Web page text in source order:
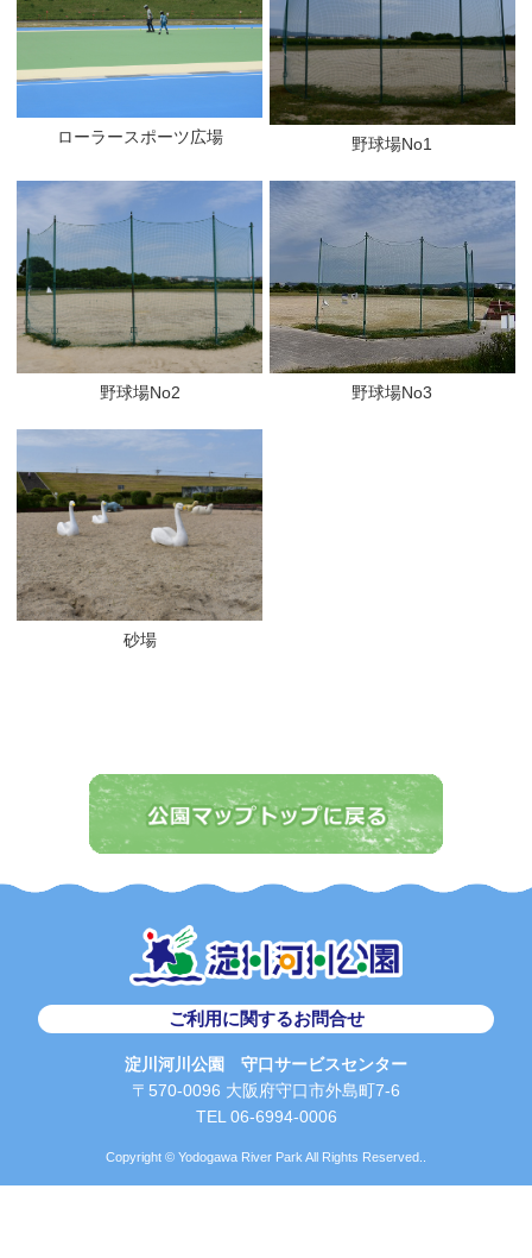
ローラースポーツ広場 野球場No1
野球場No2 野球場No3
砂場
ご利用に関するお問合せ
淀川河川公園 守口サービスセンター
〒570-0096 大阪府守口市外島町7-6
TEL 06-6994-0006
Copyright © Yodogawa River Park All Rights Reserved..